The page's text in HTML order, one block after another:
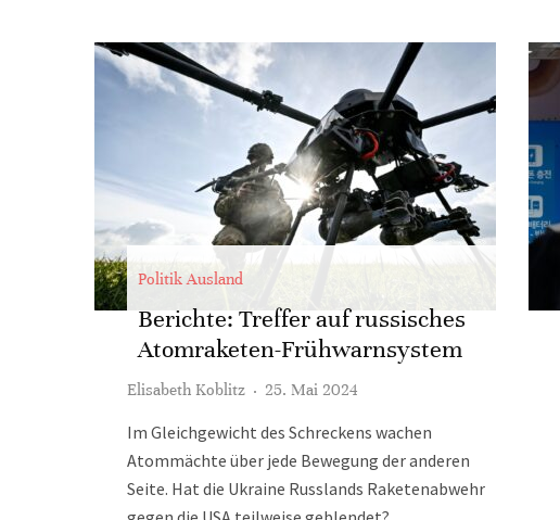
Politik Ausland
Berichte: Treffer auf russisches
Atomraketen-Frühwarnsystem
Elisabeth Koblitz · 25. Mai 2024
Im Gleichgewicht des Schreckens wachen
Atommächte über jede Bewegung der anderen
Seite. Hat die Ukraine Russlands Raketenabwehr